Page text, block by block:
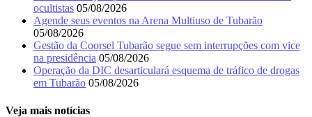
ocultistas 05/08/2026
Agende seus eventos na Arena Multiuso de Tubarão
05/08/2026
Gestão da Coorsel Tubarão segue sem interrupções com vice
na presidência 05/08/2026
Operação da DIC desarticulará esquema de tráfico de drogas
em Tubarão 05/08/2026
Veja mais notícias